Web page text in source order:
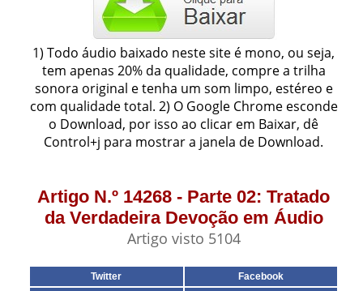
1) Todo áudio baixado neste site é mono, ou seja,
tem apenas 20% da qualidade, compre a trilha
sonora original e tenha um som limpo, estéreo e
com qualidade total. 2) O Google Chrome esconde
o Download, por isso ao clicar em Baixar, dê
Control+j para mostrar a janela de Download.
Artigo N.º 14268 - Parte 02: Tratado
da Verdadeira Devoção em Áudio
Artigo visto 5104
Twitter
Facebook